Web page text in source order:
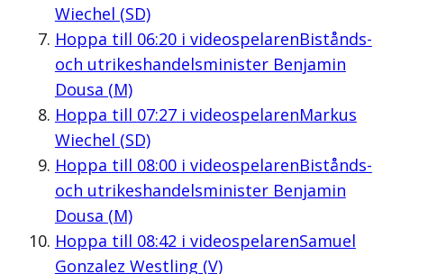
Wiechel (SD)
Hoppa till 06:20i videospelarenBistånds-
och utrikeshandelsminister Benjamin
Dousa (M)
Hoppa till 07:27i videospelarenMarkus
Wiechel (SD)
Hoppa till 08:00i videospelarenBistånds-
och utrikeshandelsminister Benjamin
Dousa (M)
Hoppa till 08:42 i videospelarenSamuel
Gonzalez Westling (V)